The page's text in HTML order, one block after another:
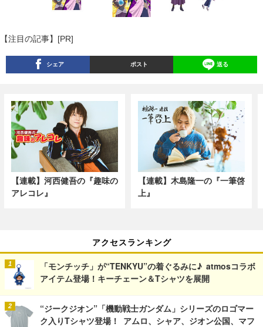
【注目の記事】[PR]
シェア ポスト 送る
【連載】河西健吾の『趣味の
アレコレ』
【連載】木島隆一の『一筆啓
上』
アクセスランキング
「モンチッチ」が“TENKYU”の着ぐるみに♪ atmosコラボ
アイテム登場！キーチェーン＆Tシャツを展開
“ジークジオン”「機動戦士ガンダム」シリーズのロゴマー
ク入りTシャツ登場！ アムロ、シャア、ジオン公国、マフ